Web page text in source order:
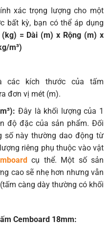
xác trọng lượng cho một
bất kỳ, bạn có thể áp dụng
= Dài (m) x Rộng (m) x
m³)
các kích thước của tấm
đơn vị mét (m).
Đây là khối lượng của 1
độ đặc của sản phẩm. Đối
số này thường dao động từ
riêng phụ thuộc vào vật
cụ thể. Một số sản
cao sẽ nhẹ hơn nhưng vẫn
càng dày thường có khối
Cemboard 18mm: